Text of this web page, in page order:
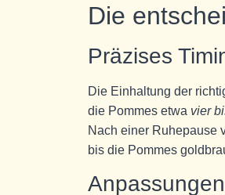
Die
Präzises
Die Einhaltung der
die Pommes etwa vier
Nach einer Ruhepause
bis die Pommes